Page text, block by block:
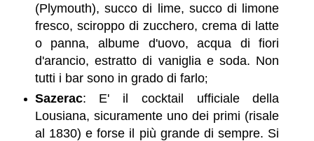
(Plymouth), succo di lime, succo di limone
fresco, sciroppo di zucchero, crema di latte
o panna, albume d'uovo, acqua di fiori
d'arancio, estratto di vaniglia e soda. Non
tutti i bar sono in grado di farlo;
Sazerac: E' il cocktail ufficiale della
Lousiana, sicuramente uno dei primi (risale
al 1830) e forse il più grande di sempre. Si